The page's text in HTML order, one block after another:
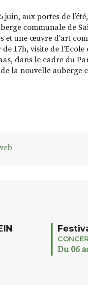
aux portes de
communale de
et une œuvre d'art
17h, visite de
dans le cadre du
la nouvelle auberge
Du 06